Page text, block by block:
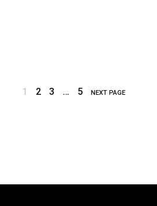
1 2 3 … 5 NEXT PAGE